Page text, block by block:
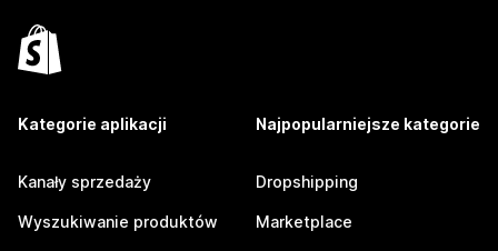
Kategorie aplikacji
Kanały sprzedaży
Wyszukiwanie produktów
Najpopularniejsze kategorie
Dropshipping
Marketplace